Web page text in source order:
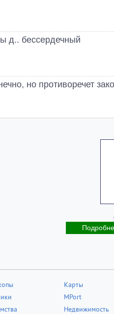
д.. бессердечный
но противоречет
Карты
MPort
Недвижимость